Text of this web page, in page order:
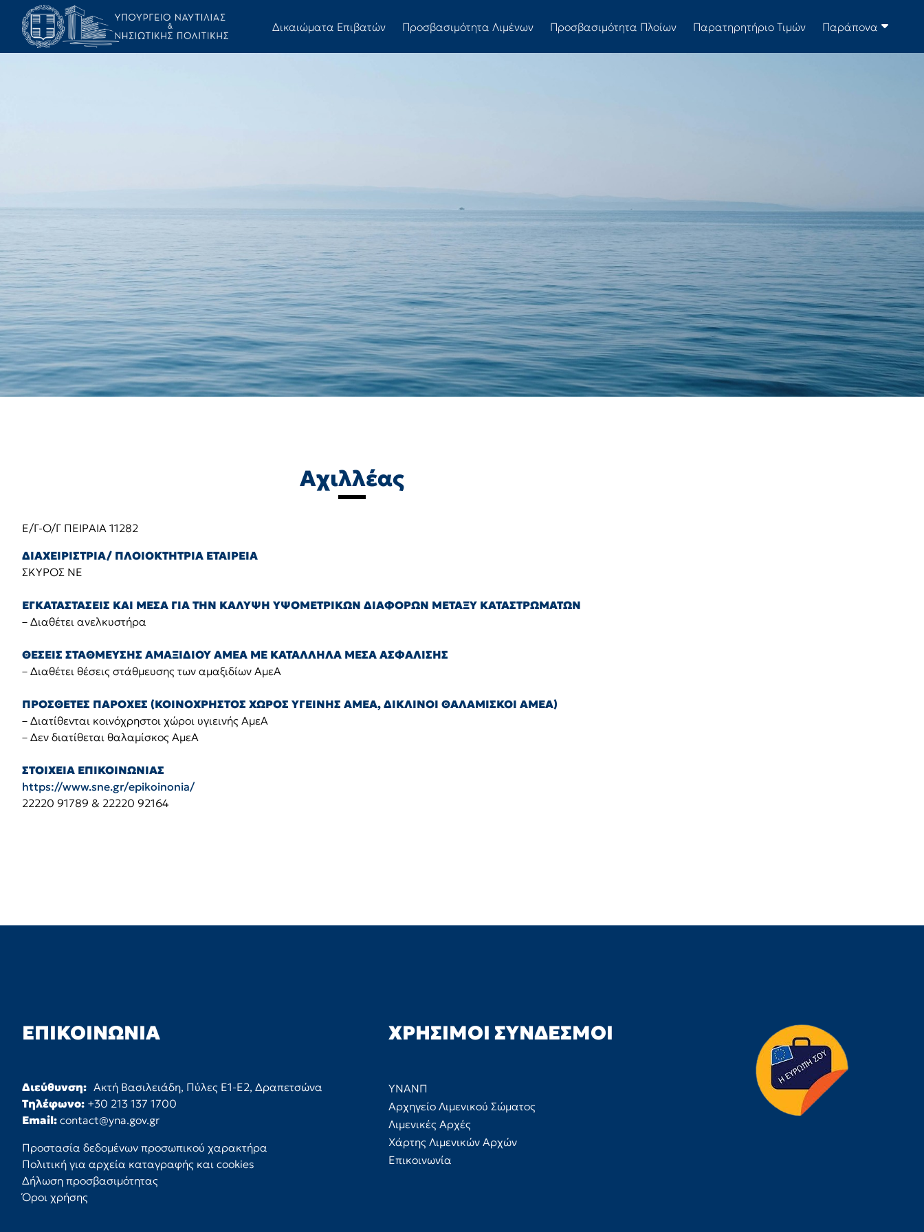
Δικαιώματα Επιβατών Προσβασιμότητα Λιμένων Προσβασιμότητα Πλοίων Παρατηρητήριο Τιμών Παράπονα
Αχιλλέας
Ε/Γ-Ο/Γ ΠΕΙΡΑΙΑ 11282
ΔΙΑΧΕΙΡΙΣΤΡΙΑ/ ΠΛΟΙΟΚΤΗΤΡΙΑ ΕΤΑΙΡΕΙΑ
ΣΚΥΡΟΣ ΝΕ
ΕΓΚΑΤΑΣΤΑΣΕΙΣ ΚΑΙ ΜΕΣΑ ΓΙΑ ΤΗΝ ΚΑΛΥΨΗ ΥΨΟΜΕΤΡΙΚΩΝ ΔΙΑΦΟΡΩΝ ΜΕΤΑΞΥ ΚΑΤΑΣΤΡΩΜΑΤΩΝ
– Διαθέτει ανελκυστήρα
ΘΕΣΕΙΣ ΣΤΑΘΜΕΥΣΗΣ ΑΜΑΞΙΔΙΟΥ ΑΜΕΑ ΜΕ ΚΑΤΑΛΛΗΛΑ ΜΕΣΑ ΑΣΦΑΛΙΣΗΣ
– Διαθέτει θέσεις στάθμευσης των αμαξιδίων ΑμεΑ
ΠΡΟΣΘΕΤΕΣ ΠΑΡΟΧΕΣ (ΚΟΙΝΟΧΡΗΣΤΟΣ ΧΩΡΟΣ ΥΓΕΙΝΗΣ ΑΜΕΑ, ΔΙΚΛΙΝΟΙ ΘΑΛΑΜΙΣΚΟΙ ΑΜΕΑ)
– Διατίθενται κοινόχρηστοι χώροι υγιεινής ΑμεΑ
– Δεν διατίθεται θαλαμίσκος ΑμεΑ
ΣΤΟΙΧΕΙΑ ΕΠΙΚΟΙΝΩΝΙΑΣ
https://www.sne.gr/epikoinonia/
22220 91789 & 22220 92164
ΕΠΙΚΟΙΝΩΝΊΑ
Διεύθυνση: Ακτή Βασιλειάδη, Πύλες Ε1-Ε2, Δραπετσώνα
Τηλέφωνο: +30 213 137 1700
Email: contact@yna.gov.gr
Προστασία δεδομένων προσωπικού χαρακτήρα
Πολιτική για αρχεία καταγραφής και cookies
Δήλωση προσβασιμότητας
Όροι χρήσης
ΧΡΉΣΙΜΟΙ ΣΎΝΔΕΣΜΟΙ
ΥΝΑΝΠ
Αρχηγείο Λιμενικού Σώματος
Λιμενικές Αρχές
Χάρτης Λιμενικών Αρχών
Επικοινωνία